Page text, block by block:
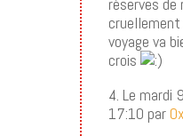
voyage va
crois
4. Le mardi
17:10 par